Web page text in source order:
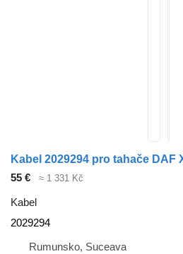
Kabel 2029294 pro tahače DAF
55 €
≈ 1 331 Kč
Kabel
2029294
Rumunsko, Suceava